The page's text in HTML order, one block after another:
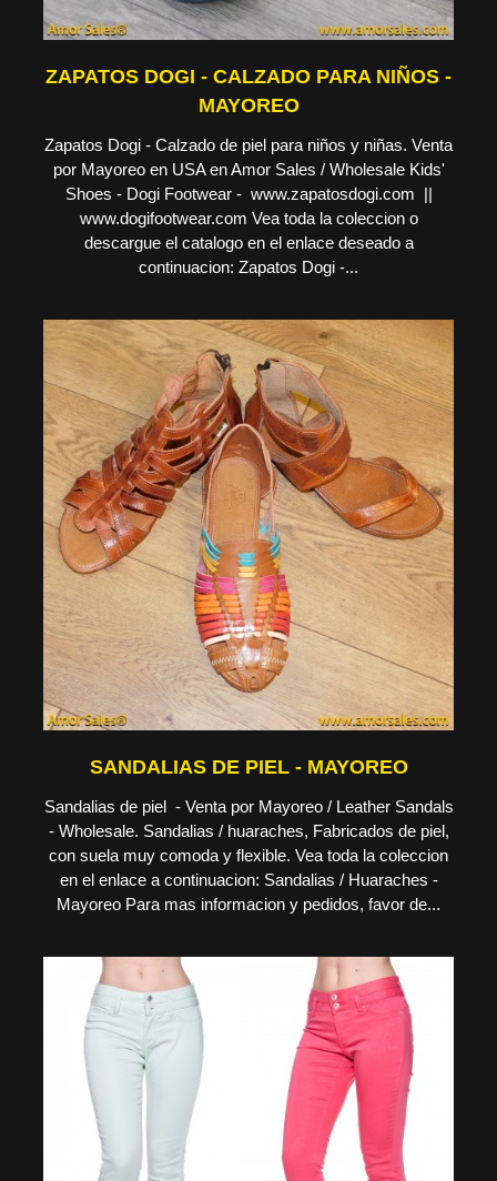
ZAPATOS DOGI - CALZADO PARA NIÑOS -
MAYOREO
Zapatos Dogi - Calzado de piel para niños y niñas. Venta
por Mayoreo en USA en Amor Sales / Wholesale Kids'
Shoes - Dogi Footwear - www.zapatosdogi.com ||
www.dogifootwear.com Vea toda la coleccion o
descargue el catalogo en el enlace deseado a
continuacion: Zapatos Dogi -...
SANDALIAS DE PIEL - MAYOREO
Sandalias de piel - Venta por Mayoreo / Leather Sandals
- Wholesale. Sandalias / huaraches, Fabricados de piel,
con suela muy comoda y flexible. Vea toda la coleccion
en el enlace a continuacion: Sandalias / Huaraches -
Mayoreo Para mas informacion y pedidos, favor de...